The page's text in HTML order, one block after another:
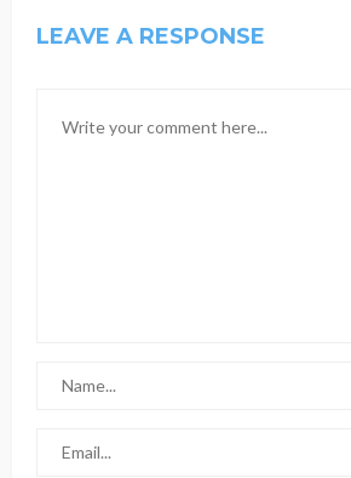
LEAVE A RESPONSE